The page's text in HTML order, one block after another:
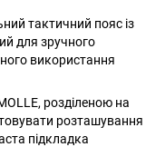
тактичний пояс із
для зручного
використання
розділеною на
розташування
підкладка